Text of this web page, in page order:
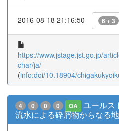
2016-08-18 21:16:50 6 + 3
https://www.jstage.jst.go.jp/
char/ja/
(info:doi/10.18904/
4 0 0 0 OA
ユールス
流水による砕屑物からなる